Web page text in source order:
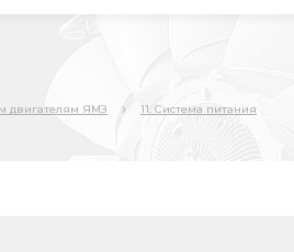
двигателям ЯМЗ 11. Система питания